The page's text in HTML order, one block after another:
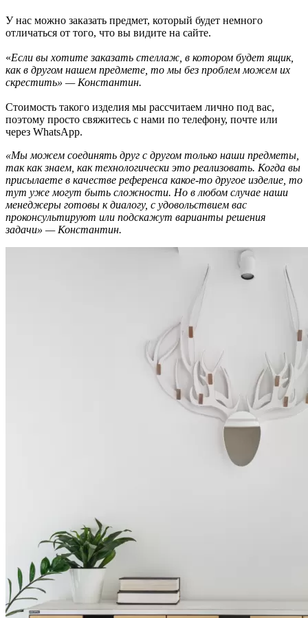
У нас можно заказать предмет, который будет немного
отличаться от того, что вы видите на сайте.
«Если вы хотите заказать стеллаж, в котором будет ящик,
как в другом нашем предмете, то мы без проблем можем их
скрестить» — Константин.
Стоимость такого изделия мы рассчитаем лично под вас,
поэтому просто свяжитесь с нами по телефону, почте или
через WhatsApp.
«Мы можем соединять друг с другом только наши предметы,
так как знаем, как технологически это реализовать. Когда вы
присылаете в качестве референса какое-то другое изделие, то
тут уже могут быть сложности. Но в любом случае наши
менеджеры готовы к диалогу, с удовольствием вас
проконсультируют или подскажут варианты решения
задачи» — Константин.